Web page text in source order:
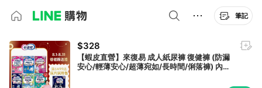
筆記
$328
【蝦皮直營】來復易 成人紙尿褲 復健褲 (防漏
安心/輕薄安心/超薄宛如/長時間/俐落褲) 內褲